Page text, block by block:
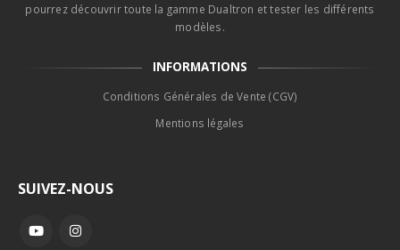
pourrez découvrir toute la gamme Dualtron et tester les différents
modèles.
INFORMATIONS
Conditions Générales de Vente (CGV)
Mentions légales
SUIVEZ-NOUS